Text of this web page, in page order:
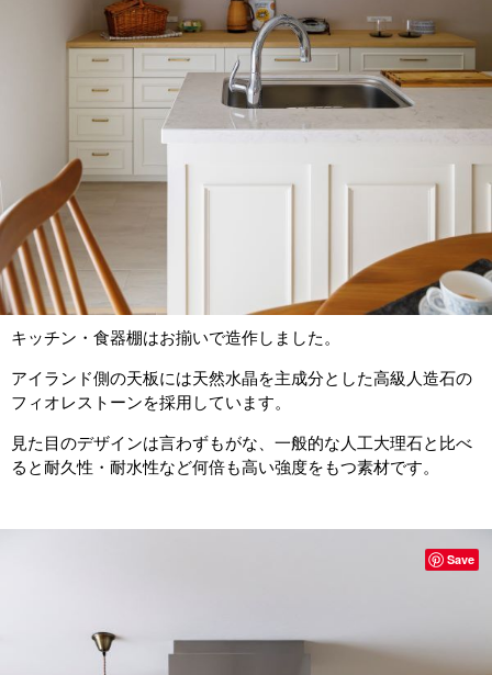
キッチン・食器棚はお揃いで造作しました。
アイランド側の天板には天然水晶を主成分とした高級人造石の
フィオレストーンを採用しています。
見た目のデザインは言わずもがな、一般的な人工大理石と比べ
ると耐久性・耐水性など何倍も高い強度をもつ素材です。
Save